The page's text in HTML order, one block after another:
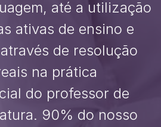
até a utilização
ativas de ensino e
de resolução
na prática
do professor de
90% do nosso